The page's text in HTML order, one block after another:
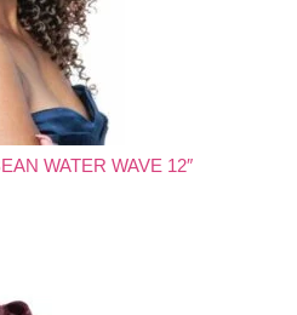
WATER WAVE 12″